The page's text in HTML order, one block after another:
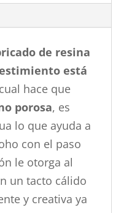
de resina
está
hace que
porosa, es
lo que ayuda a
con el paso
le otorga al
un tacto cálido
y creativa ya